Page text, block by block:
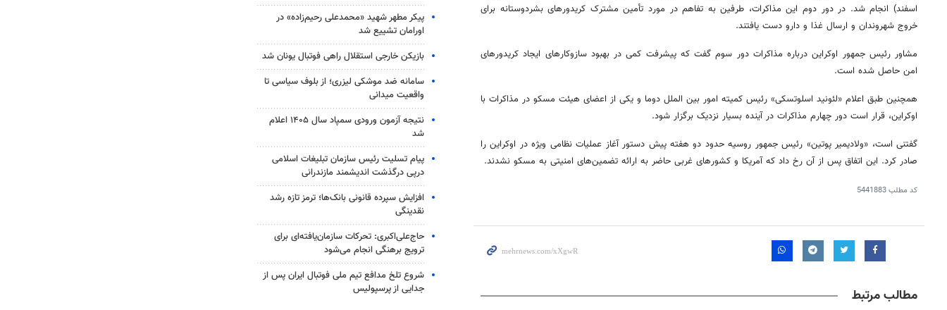
اسفند) انجام شد. در دور دوم این مذاکرات، طرفین به تفاهم در مورد تأمین مشترک کریدورهای بشردوستانه برای
خروج شهروندان و ارسال غذا و دارو دست یافتند.
مشاور رئیس جمهور اوکراین درباره مذاکرات دور سوم گفت که پیشرفت کمی در بهبود سازوکارهای ایجاد کریدورهای
امن حاصل شده است.
همچنین طبق اعلام «لئونید اسلوتسکی» رئیس کمیته امور بین الملل دوما و یکی از اعضای هیئت مسکو در مذاکرات با
اوکراین، قرار است دور چهارم مذاکرات در آینده بسیار نزدیک برگزار شود.
گفتنی است، «ولادیمیر پوتین» رئیس جمهور روسیه حدود دو هفته پیش دستور آغاز عملیات نظامی ویژه در اوکراین را
صادر کرد. این اتفاق پس از آن رخ داد که آمریکا و کشورهای غربی حاضر به ارائه تضمین‌های امنیتی به مسکو نشدند.
کد مطلب5441883
مطالب مرتبط
پیکر مطهر شهید «محمدعلی رحیم‌زاده» در
اورامان تشییع شد
بازیکن خارجی استقلال راهی فوتبال یونان شد
سامانه ضد موشکی لیزری؛ از بلوف سیاسی تا
واقعیت میدانی
نتیجه آزمون ورودی سمپاد سال ۱۴۰۵ اعلام
شد
پیام تسلیت رئیس سازمان تبلیغات اسلامی
درپی درگذشت اندیشمند مازندرانی
افزایش سپرده قانونی بانک‌ها؛ ترمز تازه رشد
نقدینگی
حاج‌علی‌اکبری: تحرکات سازمان‌یافته‌ای برای
ترویج برهنگی انجام می‌شود
شروع تلخ مدافع تیم ملی فوتبال ایران پس از
جدایی از پرسپولیس